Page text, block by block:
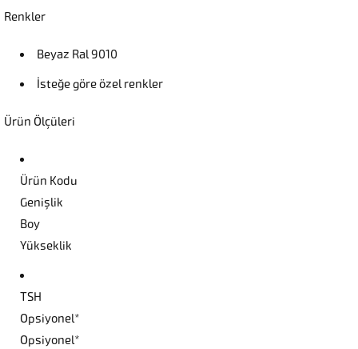
Renkler
Beyaz Ral 9010
İsteğe göre özel renkler
Ürün Ölçüleri
Ürün Kodu
Genişlik
Boy
Yükseklik
TSH
Opsiyonel*
Opsiyonel*